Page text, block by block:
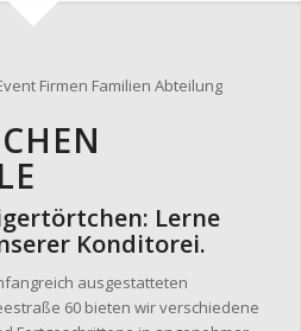
Lerne
Konditorei.
ausgestatteten
60 bieten wir verschiedene